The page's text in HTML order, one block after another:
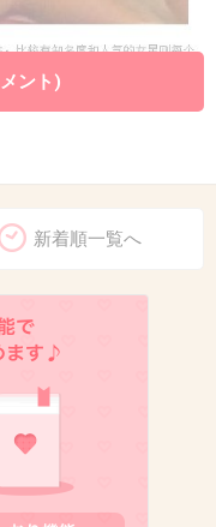
ント)
新着順一覧へ